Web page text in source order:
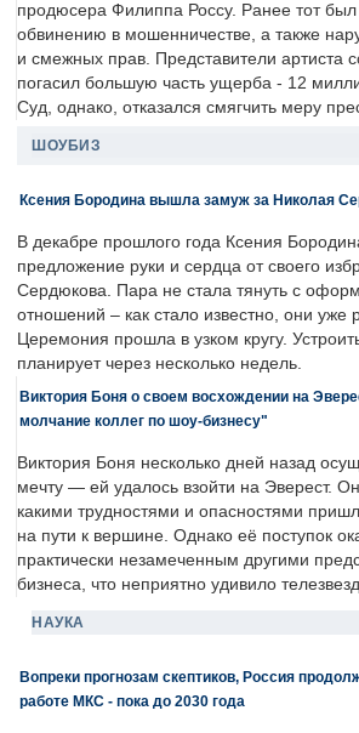
продюсера Филиппа Россу. Ранее тот был
обвинению в мошенничестве, а также
и смежных прав. Представители артиста
погасил большую часть ущерба - 12
Суд, однако, отказался смягчить меру
ШОУБИЗ
Ксения Бородина вышла замуж за Николая
В декабре прошлого года Ксения
предложение руки и сердца от своего
Сердюкова. Пара не стала тянуть с
отношений – как стало известно, они уже
Церемония прошла в узком кругу.
планирует через несколько недель.
Виктория Боня о своем восхождении на
молчание коллег по шоу-бизнесу"
Виктория Боня несколько дней назад
мечту — ей удалось взойти на Эверест.
какими трудностями и опасностями
на пути к вершине. Однако её поступок
практически незамеченным другими
бизнеса, что неприятно удивило
НАУКА
Вопреки прогнозам скептиков, Россия
работе МКС - пока до 2030 года